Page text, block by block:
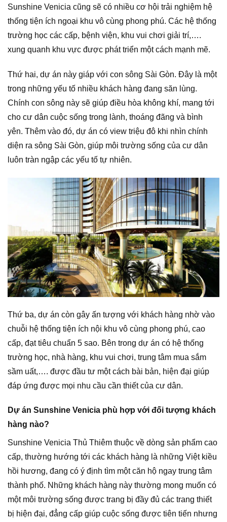
Sunshine Venicia cũng sẽ có nhiều cơ hội trải nghiệm hệ
thống tiện ích ngoại khu vô cùng phong phú. Các hệ thống
trường học các cấp, bệnh viện, khu vui chơi giải trí,….
xung quanh khu vực được phát triển một cách mạnh mẽ.
Thứ hai, dự án này giáp với con sông Sài Gòn. Đây là một
trong những yếu tố nhiều khách hàng đang săn lùng.
Chính con sông này sẽ giúp điều hòa không khí, mang tới
cho cư dân cuộc sống trong lành, thoáng đãng và bình
yên. Thêm vào đó, dự án có view triệu đô khi nhìn chính
diện ra sông Sài Gòn, giúp môi trường sống của cư dân
luôn tràn ngập các yếu tố tự nhiên.
Thứ ba, dự án còn gây ấn tượng với khách hàng nhờ vào
chuỗi hệ thống tiện ích nội khu vô cùng phong phú, cao
cấp, đạt tiêu chuẩn 5 sao. Bên trong dự án có hệ thống
trường học, nhà hàng, khu vui chơi, trung tâm mua sắm
sầm uất,…. được đầu tư một cách bài bản, hiện đại giúp
đáp ứng được mọi nhu cầu cần thiết của cư dân.
Dự án Sunshine Venicia phù hợp với đối tượng khách
hàng nào?
Sunshine Venicia Thủ Thiêm thuộc về dòng sản phẩm cao
cấp, thường hướng tới các khách hàng là những Việt kiều
hồi hương, đang có ý định tìm một căn hộ ngay trung tâm
thành phố. Những khách hàng này thường mong muốn có
một môi trường sống được trang bị đầy đủ các trang thiết
bị hiện đại, đẳng cấp giúp cuộc sống được tiên tiến nhưng